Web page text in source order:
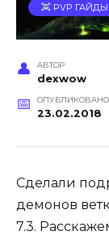
PVP ГАЙДЫ
АВТОР
dexwow
ОПУБЛИКОВАНО
23.02.2018
Сделали
демонов
7.3.